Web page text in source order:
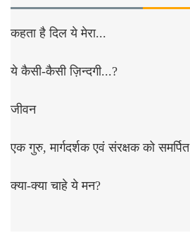
कहता है दिल ये मेरा...
ये कैसी-कैसी ज़िन्दगी...?
जीवन
एक गुरु, मार्गदर्शक एवं संरक्षक को समर्पित
क्या-क्या चाहे ये मन?